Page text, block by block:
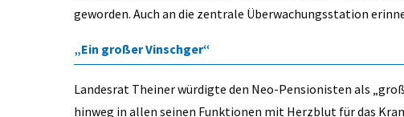
geworden. Auch an die zentrale Überwachungsstation
„Ein großer Vinschger“
Landesrat Theiner würdigte den Neo-Pensionisten als
hinweg in allen seinen Funktionen mit Herzblut für das